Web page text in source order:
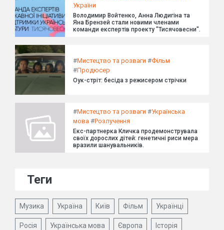
України
Володимир Войтенко, Анна Людигіна та
Яна Брензей стали новими членами
команди експертів проекту "Тисячовесни".
#Мистецтво та розваги #Фільм
#Продюсер
Оук-стріт: бесіда з режисером стрічки
#Мистецтво та розваги #Українська
мова #Розлучення
Екс-партнерка Кличка продемонструвала
своїх дорослих дітей: генетичні риси мера
вразили шанувальників.
Теги
Музика Україна Київ Фільм Українці
Росія Українська мова Європа Історія